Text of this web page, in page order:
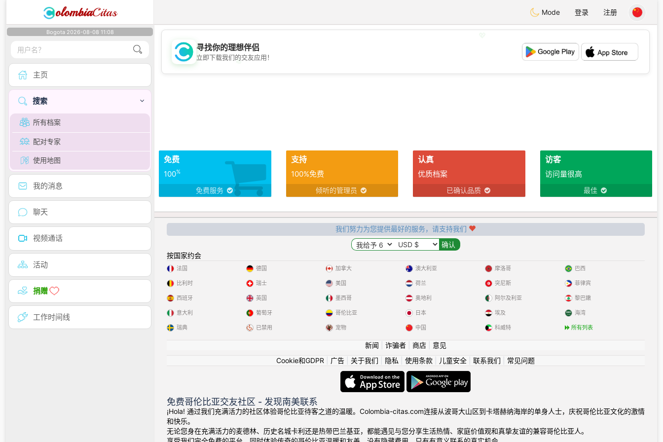
olombiaCitas Mode 登录 注册
Bogota 2026-08-08 11:08
主页
搜索
所有档案
配对专家
使用地图
我的消息
聊天
视频通话
活动
捐赠
工作时间线
💖
💕
寻找你的理想伴侣
立即下载我们的交友应用！
免费
100%
免费服务
支持
100%免费
倾听的管理员
认真
优质档案
已确认品质
访客
访问量很高
最佳
我们努力为您提供最好的服务，请支持我们
按国家约会
法国
比利时
西班牙
意大利
瑞典
德国
瑞士
英国
葡萄牙
已禁用
加拿大
美国
墨西哥
哥伦比亚
宠物
澳大利亚
荷兰
奥地利
日本
中国
摩洛哥
突尼斯
阿尔及利亚
埃及
科威特
巴西
菲律宾
黎巴嫩
海湾
所有列表
新闻 诈骗者| 商店| 意见
Cookie和GDPR
广告 关于我们 隐私 使用条款 儿童安全 联系我们 常见问题
免费哥伦比亚交友社区 - 发现南美联系
¡Hola! 通过我们充满活力的社区体验哥伦比亚待客之道的温暖。Colombia-citas.com连接从波哥大山区到卡塔赫纳海岸的单身人士，庆祝哥伦比亚文化的激情
和快乐。
无论您身在充满活力的麦德林、历史名城卡利还是热带巴兰基亚，都能遇见与您分享生活热情、家庭价值观和真挚友谊的兼容哥伦比亚人。